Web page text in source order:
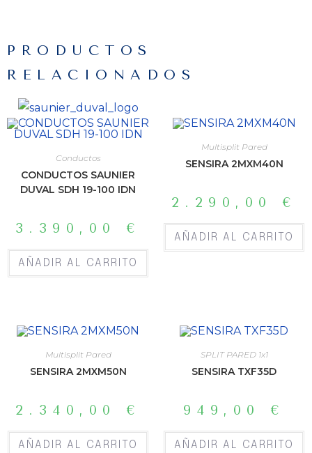
PRODUCTOS
RELACIONADOS
Conductos
CONDUCTOS SAUNIER
DUVAL SDH 19-100 IDN
3.390,00 €
AÑADIR AL CARRITO
Multisplit Pared
SENSIRA 2MXM40N
2.290,00 €
AÑADIR AL CARRITO
Multisplit Pared
SENSIRA 2MXM50N
2.340,00 €
AÑADIR AL CARRITO
SPLIT PARED 1x1
SENSIRA TXF35D
949,00 €
AÑADIR AL CARRITO